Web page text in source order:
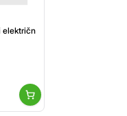
dispenzer tople vode 5L